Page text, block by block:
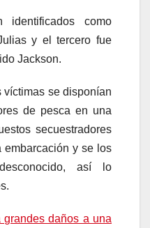
identificados como
y el tercero fue
Jackson.
se disponían
de pesca en una
secuestradores
embarcación y se los
así lo
grandes daños a una